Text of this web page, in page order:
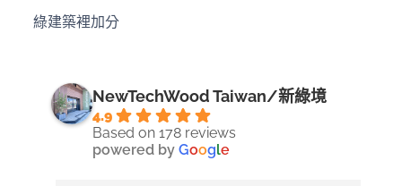
綠建築裡加分
NewTechWood Taiwan/新綠境
4.9
Based on 178 reviews
powered byGoogle